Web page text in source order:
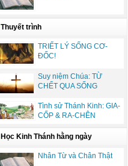
Thuyết trình
TRIẾT LÝ SỐNG CƠ-
ĐỐC!
Suy niệm Chúa: TỪ
CHẾT QUA SỐNG
Tình sử Thánh Kinh: GIA-
CỐP & RA-CHÊN
Học Kinh Thánh hằng ngày
Nhân Từ và Chân Thật